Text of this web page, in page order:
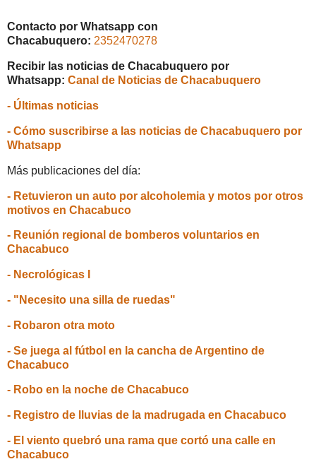
Contacto por Whatsapp con
Chacabuquero: 2352470278
Recibir las noticias de Chacabuquero por
Whatsapp: Canal de Noticias de Chacabuquero
- Últimas noticias
- Cómo suscribirse a las noticias de Chacabuquero por
Whatsapp
Más publicaciones del día:
- Retuvieron un auto por alcoholemia y motos por otros
motivos en Chacabuco
- Reunión regional de bomberos voluntarios en
Chacabuco
- Necrológicas I
- "Necesito una silla de ruedas"
- Robaron otra moto
- Se juega al fútbol en la cancha de Argentino de
Chacabuco
- Robo en la noche de Chacabuco
- Registro de lluvias de la madrugada en Chacabuco
- El viento quebró una rama que cortó una calle en
Chacabuco